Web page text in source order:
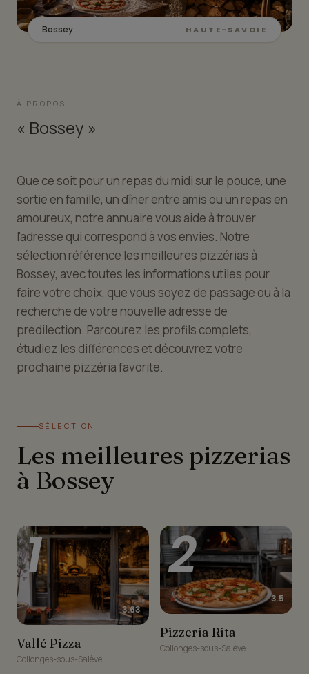
Bossey HAUTE-SAVOIE
À PROPOS
« Bossey »
Que ce soit pour un repas du midi sur le pouce, une
sortie en famille, un dîner entre amis ou un repas en
amoureux, notre annuaire vous aide à trouver
l'adresse qui correspond à vos envies. Notre
sélection référence les meilleures pizzérias à
Bossey, avec toutes les informations utiles pour
faire votre choix, que vous soyez de passage ou à la
recherche de votre nouvelle adresse de
prédilection. Parcourez les profils complets,
étudiez les différences et découvrez votre
prochaine pizzéria favorite.
SÉLECTION
Les meilleures pizzerias
à Bossey
Vallé Pizza
1
★★★★☆ 3.63
Vallé Pizza
Collonges-sous-Salève
Pizzeria Rita
2
★★★★☆ 3.5
Pizzeria Rita
Collonges-sous-Salève